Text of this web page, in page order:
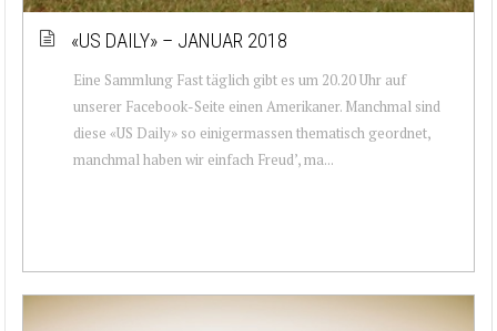
«US DAILY» – JANUAR 2018
Eine Sammlung Fast täglich gibt es um 20.20 Uhr auf
unserer Facebook-Seite einen Amerikaner. Manchmal sind
diese «US Daily» so einigermassen thematisch geordnet,
manchmal haben wir einfach Freud’, ma...